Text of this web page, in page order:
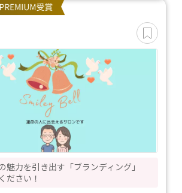
魅力を引き出す「ブランディング」
ださい！